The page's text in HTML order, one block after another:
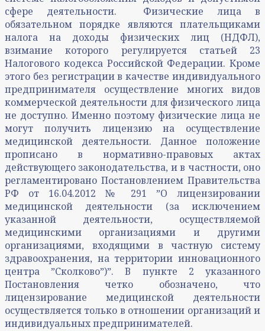
сфере деятельности. Физические лица в
обязательном порядке являются плательщиками
налога на доходы физических лиц (НДФЛ),
взимание которого регулируется статьей 23
Налогового кодекса Российской Федерации. Кроме
этого без регистрации в качестве индивидуального
предпринимателя осуществление многих видов
коммерческой деятельности для физического лица
не доступно. Именно поэтому физические лица не
могут получить лицензию на осуществление
медицинской деятельности. Данное положение
прописано в нормативно-правовых актах
действующего законодательства, и в частности, оно
регламентировано Постановлением Правительства
РФ от 16.04.2012 № 291 ˮО лицензировании
медицинской деятельности (за исключением
указанной деятельности, осуществляемой
медицинскими организациями и другими
организациями, входящими в частную систему
здравоохранения, на территории инновационного
центра ˮСколковоˮ)ˮ. В пункте 2 указанного
Постановления четко обозначено, что
лицензирование медицинской деятельности
осуществляется только в отношении организаций и
индивидуальных предпринимателей.